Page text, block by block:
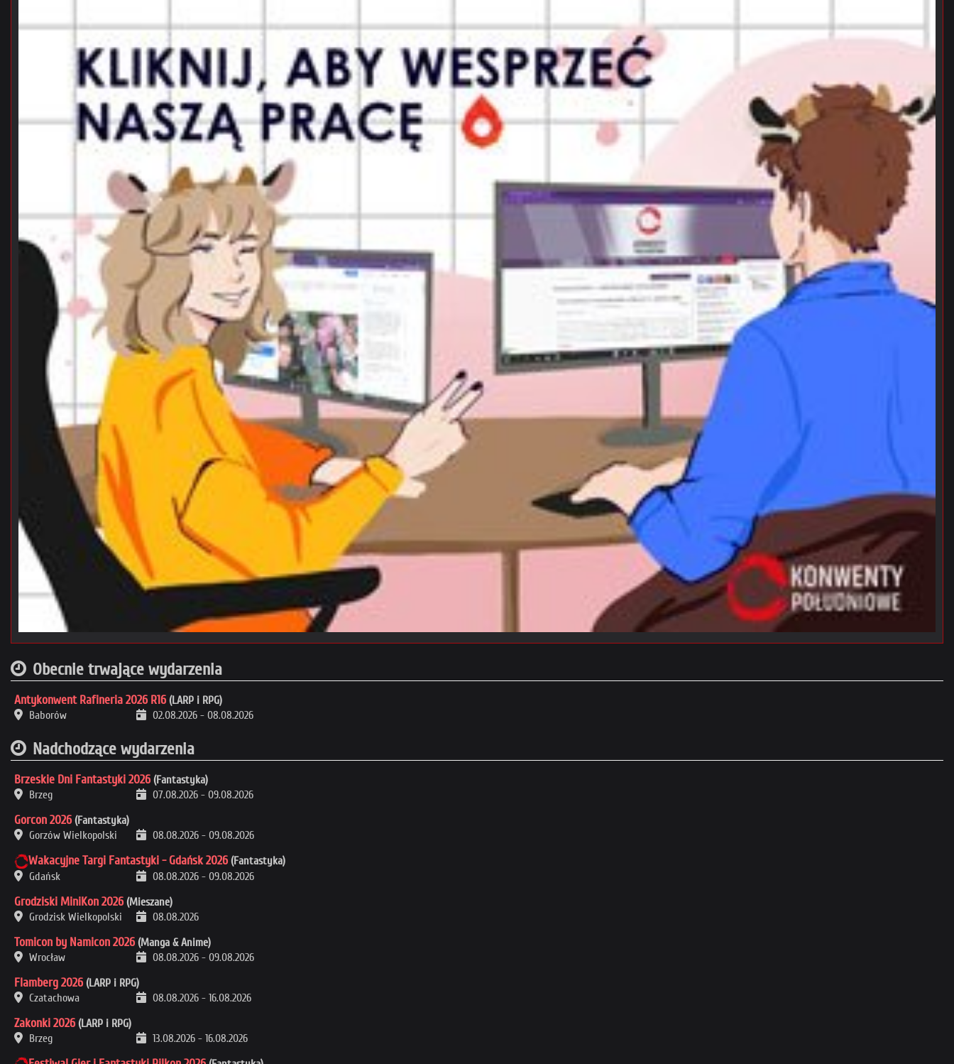
Obecnie trwające wydarzenia
Antykonwent Rafineria 2026 R16 (LARP i RPG)
Baborów
02.08.2026 - 08.08.2026
Nadchodzące wydarzenia
Brzeskie Dni Fantastyki 2026 (Fantastyka)
Brzeg
07.08.2026 - 09.08.2026
Gorcon 2026 (Fantastyka)
Gorzów Wielkopolski
08.08.2026 - 09.08.2026
Wakacyjne Targi Fantastyki - Gdańsk 2026 (Fantastyka)
Gdańsk
08.08.2026 - 09.08.2026
Grodziski MiniKon 2026 (Mieszane)
Grodzisk Wielkopolski
08.08.2026
Tomicon by Namicon 2026 (Manga & Anime)
Wrocław
08.08.2026 - 09.08.2026
Flamberg 2026 (LARP i RPG)
Czatachowa
08.08.2026 - 16.08.2026
Zakonki 2026 (LARP i RPG)
Brzeg
13.08.2026 - 16.08.2026